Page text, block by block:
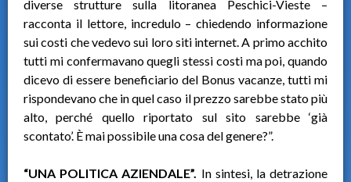
diverse strutture sulla litoranea Peschici-Vieste –
racconta il lettore, incredulo – chiedendo informazione
sui costi che vedevo sui loro siti internet. A primo acchito
tutti mi confermavano quegli stessi costi ma poi, quando
dicevo di essere beneficiario del Bonus vacanze, tutti mi
rispondevano che in quel caso il prezzo sarebbe stato più
alto, perché quello riportato sul sito sarebbe ‘già
scontato’. È mai possibile una cosa del genere?”.
“UNA POLITICA AZIENDALE”. In sintesi, la detrazione